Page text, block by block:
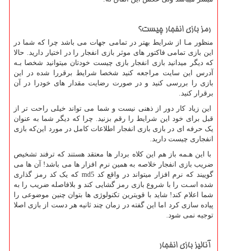
رمز بازی انفجار چیست؟
منظور مـا از شرایط بهتر در تمامی جهات می باشد چرا که شما در
این بازی تمامی فاکتور های موثر بازی انفجار را در اختیار دارید. حالا
که دیگر میدانید بازی انفجار بازی چیست خودتان میتوانید شخصا بـه
آدرس این سایت مراجعه کنید شخصا شرایط برقررا شده در این
بازی را بررسی کنید و در صورت رضایت مقدار های خودرا در آن
برقرار کنید.
این زیاد کار دور از ذهنی نیست و شما می تواند خیلی راحت تر از
قبل برای خود این شرایط را رقم بزنید. چرا که دیگر شما به عنوان
یک حرفه ای در بازی بازی انفجار اطلاعات کامل در مورد این‌که بازی
انفجاری چیست دارید.
با این هـمه باز هم این کلاه بردار ها معتقد هستند که ترفند تشخیص
ضریب بازی انفجار خلاصه به همین نرم افزار ها می باشد! آن ها می
گوییند که نرم افزار میتواند در واقع کد md5 که یک کد رمز گذاری
شده اسـت را با شروع بازی رمز گشایی کند و بلافاصله ضریب را به
شما اعلام کند! شاید با قویترین تکنولوژی ها بتوان چنین موضوعی را
پیاده سازی کرد اما این گفته در زمان چند ثانیه هر دست از بازی اصلا
توجیه نمی شود.
آنالیز بازی انفجار